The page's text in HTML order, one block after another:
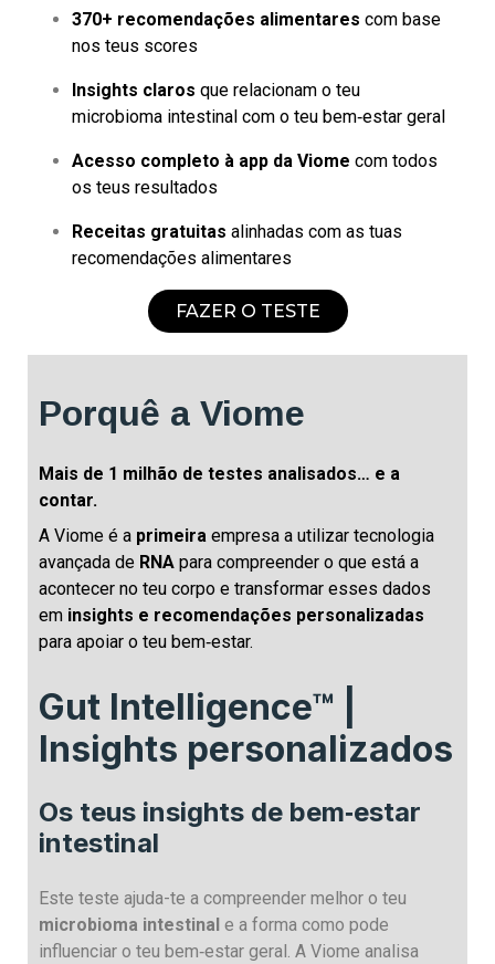
370+ recomendações alimentares com base
nos teus scores
Insights claros que relacionam o teu
microbioma intestinal com o teu bem‑estar geral
Acesso completo à app da Viome com todos
os teus resultados
Receitas gratuitas alinhadas com as tuas
recomendações alimentares
FAZER O TESTE
Porquê a Viome
Mais de 1 milhão de testes analisados… e a
contar.
A Viome é a primeira empresa a utilizar tecnologia
avançada de RNA para compreender o que está a
acontecer no teu corpo e transformar esses dados
em insights e recomendações personalizadas
para apoiar o teu bem‑estar.
Gut Intelligence™ |
Insights personalizados
Os teus insights de bem‑estar
intestinal
Este teste ajuda-te a compreender melhor o teu
microbioma intestinal e a forma como pode
influenciar o teu bem‑estar geral. A Viome analisa